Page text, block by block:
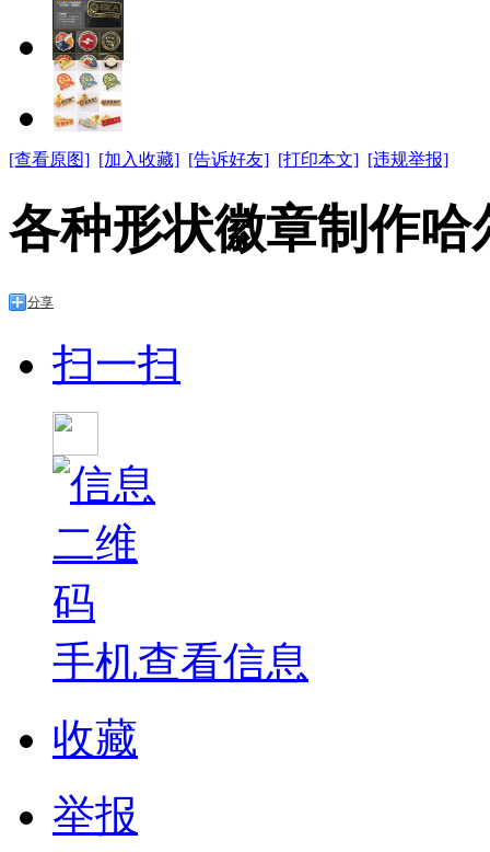
[查看原图] [加入收藏] [告诉好友] [打印本文] [违规举报]
各种形状徽章制作哈
分享
扫一扫
手机查看信息
收藏
举报